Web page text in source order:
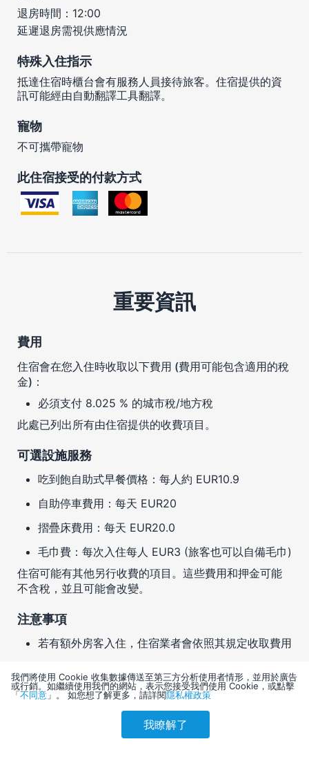
刷卡優惠 會員訂購
退房時間：12:00
延遲退房需視供應情況
特殊入住指示
抵達住宿時櫃台會有服務人員接待旅客。住宿提供的資
訊可能經由自動翻譯工具翻譯。
寵物
不可攜帶寵物
此住宿接受的付款方式
重要資訊
費用
住宿會在您入住時收取以下費用 (費用可能包含適用的稅
金)：
必須支付 8.025 % 的城市稅/地方稅
此處已列出所有由住宿提供的收費項目。
可選設施服務
吃到飽自助式早餐價格：每人約 EUR10.9
自助停車費用：每天 EUR20
摺疊床費用：每天 EUR20.0
毛巾費：每次入住每人 EUR3 (旅客也可以自備毛巾)
住宿可能有其他另行收費的項目。這些費用和押金可能
不含稅，並且可能會改變。
注意事項
若有額外房客入住，住宿業者會依照其規定收取費用
證件，並以現金作為押金或提供信用卡/金融卡以支
付雜費
住宿無法保證能符合房客所有特殊住房要求，房客須
於辦理入住手續時與住宿確認；特殊入住要求可能需
我們將使用 Cookie 收集數據傳送至第三方分析使用者情形，並用於廣告
或行銷。如繼續使用我們的網站，表示您接受我們使用 Cookie，或點擊
「不同意 」。 如您想了解更多，請詳閱隱私權政策
我瞭解了